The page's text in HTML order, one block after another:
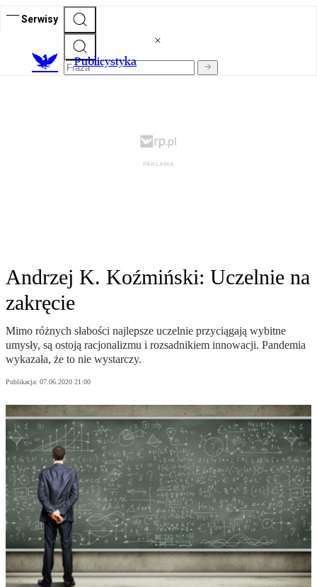
Serwisy
Publicystyka
Andrzej K. Koźmiński: Uczelnie na
zakręcie
Mimo różnych słabości najlepsze uczelnie przyciągają wybitne
umysły, są ostoją racjonalizmu i rozsadnikiem innowacji. Pandemia
wykazała, że to nie wystarczy.
Publikacja: 07.06.2020 21:00